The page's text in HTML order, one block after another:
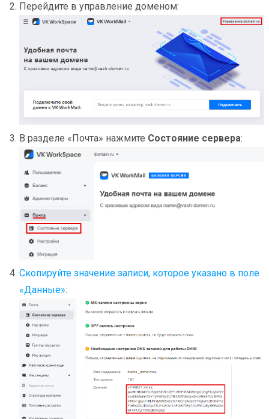
Перейдите в управление доменом:
В разделе «Почта» нажмите Состояние сервера:
Скопируйте значение записи, которое указано в поле
«Данные»: